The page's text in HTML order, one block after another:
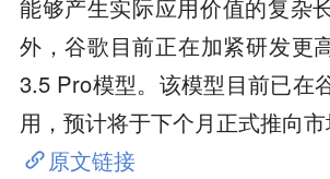
能够产生实际应用价值的复杂
外，谷歌目前正在加紧研发更
3.5 Pro模型。该模型目前已在
用，预计将于下个月正式推向市
原文链接